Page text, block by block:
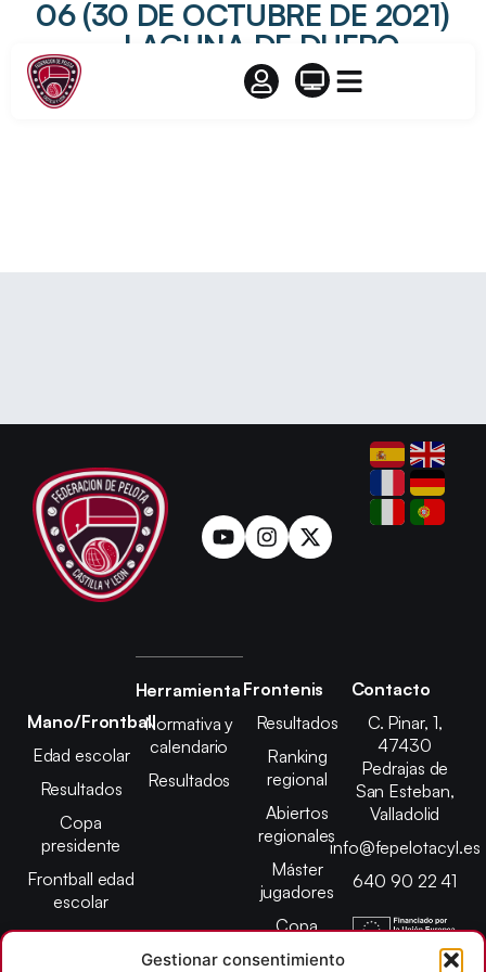
Gestionar consentimiento
06 (30 DE OCTUBRE DE 2021)
– LAGUNA DE DUERO
Mano/Frontball
Edad escolar
Resultados
Copa
presidente
Frontball edad
escolar
Herramienta
Normativa y
calendario
Resultados
Frontenis
Resultados
Ranking
regional
Abiertos
regionales
Máster
jugadores
Copa
presidente
Contacto
C. Pinar, 1,
47430
Pedrajas de
San Esteban,
Valladolid
info@fepelotacyl.es
640 90 22 41